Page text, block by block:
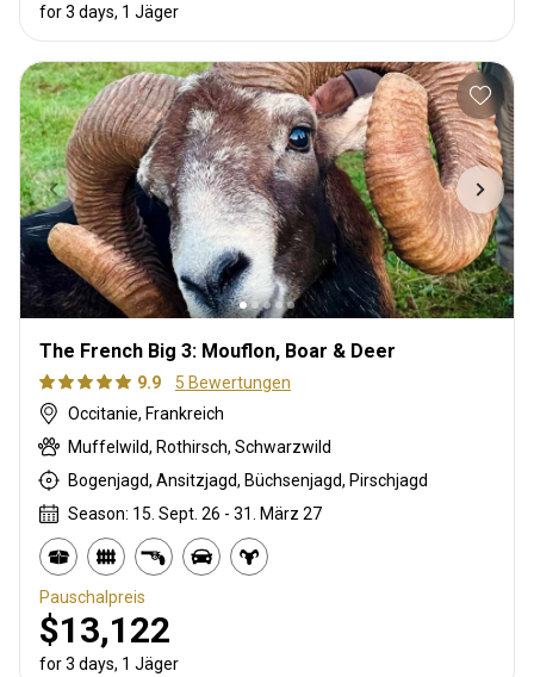
for 3 days, 1 Jäger
The French Big 3: Mouflon, Boar & Deer
9.9
5 Bewertungen
Occitanie, Frankreich
Muffelwild, Rothirsch, Schwarzwild
Bogenjagd, Ansitzjagd, Büchsenjagd, Pirschjagd
Season: 15. Sept. 26 - 31. März 27
Pauschalpreis
$13,122
for 3 days, 1 Jäger